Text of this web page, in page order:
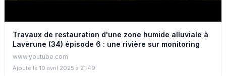
Travaux de restauration d'une zone humide alluviale à
Lavérune (34) épisode 6 : une rivière sur monitoring
www.youtube.com
Ajouté le 10 avril 2025 à 21:49